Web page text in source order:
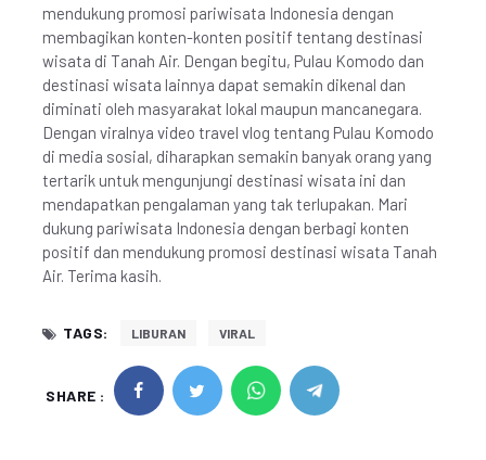
mendukung promosi pariwisata Indonesia dengan
membagikan konten-konten positif tentang destinasi
wisata di Tanah Air. Dengan begitu, Pulau Komodo dan
destinasi wisata lainnya dapat semakin dikenal dan
diminati oleh masyarakat lokal maupun mancanegara.
Dengan viralnya video travel vlog tentang Pulau Komodo
di media sosial, diharapkan semakin banyak orang yang
tertarik untuk mengunjungi destinasi wisata ini dan
mendapatkan pengalaman yang tak terlupakan. Mari
dukung pariwisata Indonesia dengan berbagi konten
positif dan mendukung promosi destinasi wisata Tanah
Air. Terima kasih.
TAGS: LIBURAN VIRAL
SHARE :